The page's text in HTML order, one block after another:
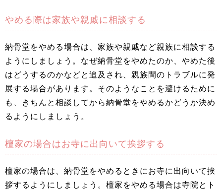
やめる際は家族や親戚に相談する
納骨堂をやめる場合は、家族や親戚など親族に相談する
ようにしましょう。なぜ納骨堂をやめたのか、やめた後
はどうするのかなどと追及され、親族間のトラブルに発
展する場合があります。そのようなことを避けるために
も、きちんと相談してから納骨堂をやめるかどうか決め
るようにしましょう。
檀家の場合はお寺に出向いて挨拶する
檀家の場合は、納骨堂をやめるときにお寺に出向いて挨
拶するようにしましょう。檀家をやめる場合は寺院とト